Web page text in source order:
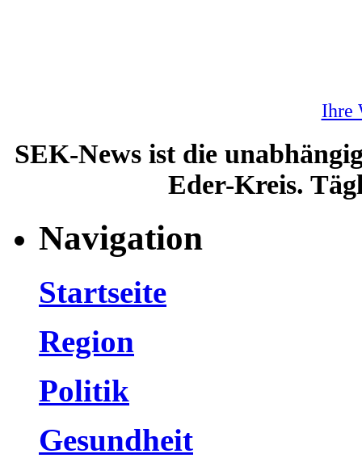
Ihre
SEK-News ist die
Eder-Kreis.
Navigation
Startseite
Region
Politik
Gesundheit